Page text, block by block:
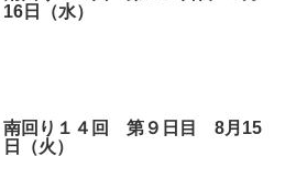
16日（水）
南回り１４回 第９日目 8月15
日（火）